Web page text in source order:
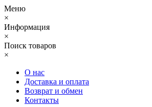
Меню
×
Информация
×
Поиск товаров
×
О нас
Доставка и оплата
Возврат и обмен
Контакты